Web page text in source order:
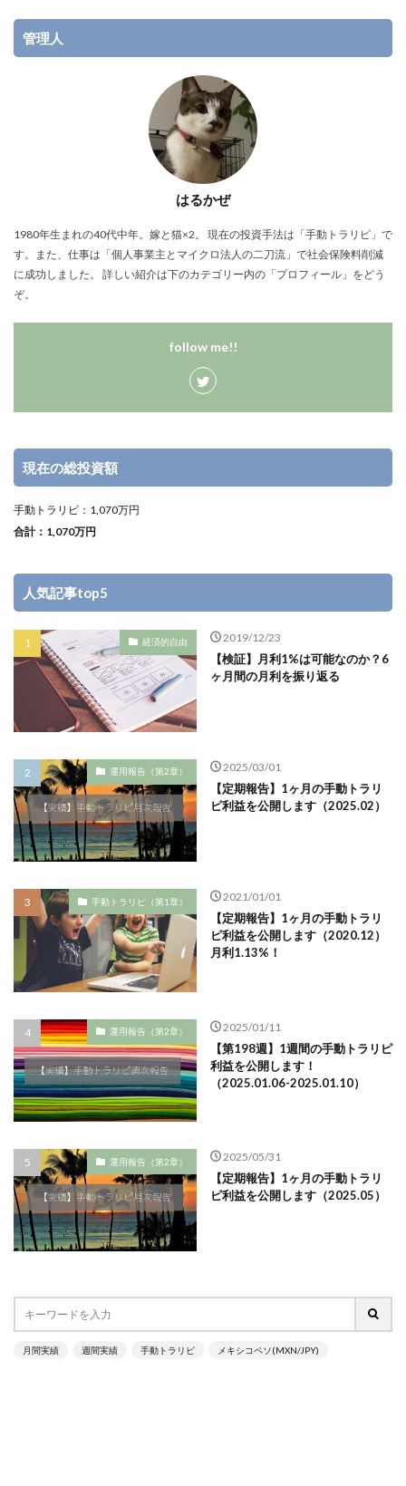
管理人
はるかぜ
1980年生まれの40代中年。嫁と猫×2。 現在の投資手法は「手動トラリピ」で
す。また、仕事は「個人事業主とマイクロ法人の二刀流」で社会保険料削減
に成功しました。 詳しい紹介は下のカテゴリー内の「プロフィール」をどう
ぞ。
follow me!!
現在の総投資額
手動トラリピ：1,070万円
合計：1,070万円
人気記事top5
経済的自由 2019/12/23
【検証】月利1%は可能なのか？6
ヶ月間の月利を振り返る
運用報告（第2章） 2025/03/01
【定期報告】1ヶ月の手動トラリ
ピ利益を公開します（2025.02）
手動トラリピ（第1章） 2021/01/01
【定期報告】1ヶ月の手動トラリ
ピ利益を公開します（2020.12）
月利1.13%！
運用報告（第2章） 2025/01/11
【第198週】1週間の手動トラリピ
利益を公開します！
（2025.01.06-2025.01.10）
運用報告（第2章） 2025/05/31
【定期報告】1ヶ月の手動トラリ
ピ利益を公開します（2025.05）
月間実績 週間実績 手動トラリピ メキシコペソ(MXN/JPY)